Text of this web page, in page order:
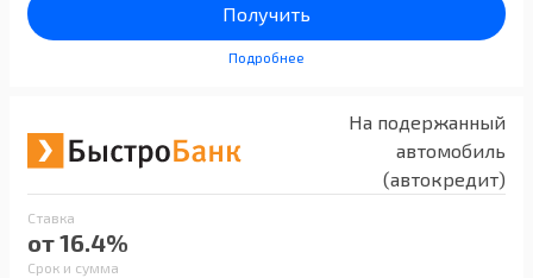
Получить
Подробнее
На подержанный
автомобиль
(автокредит)
Ставка
от 16.4%
Срок и сумма